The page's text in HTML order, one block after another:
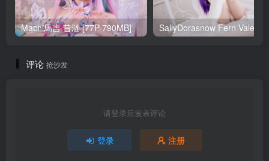
Machi馬吉 昔涟 [77P-790MB]
评论 抢沙发
请登录后发表评论
登录 注册